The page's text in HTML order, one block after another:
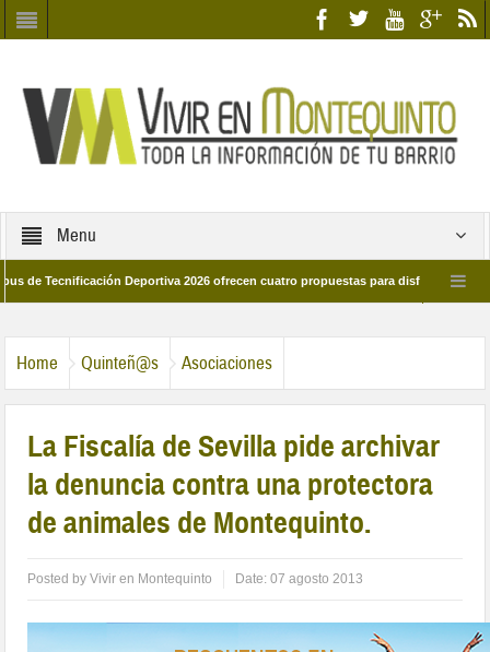
Menu
Tecnificación Deportiva 2026 ofrecen cuatro propuestas para disfrutar del deporte
Home Quinteñ@s Asociaciones
La Fiscalía de Sevilla pide archivar
la denuncia contra una protectora
de animales de Montequinto.
Posted byVivir en Montequinto Date:07 agosto 2013